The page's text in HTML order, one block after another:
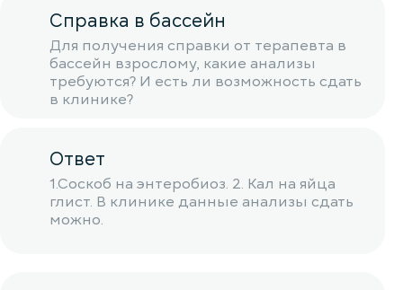
Справка в бассейн
Для получения справки от терапевта в
бассейн взрослому, какие анализы
требуются? И есть ли возможность сдать
в клинике?
Ответ
1.Соскоб на энтеробиоз. 2. Кал на яйца
глист. В клинике данные анализы сдать
можно.